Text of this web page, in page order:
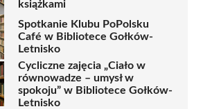
książkami
Spotkanie Klubu PoPolsku
Café w Bibliotece Gołków-
Letnisko
Cycliczne zajęcia „Ciało w
równowadze – umysł w
spokoju” w Bibliotece Gołków-
Letnisko